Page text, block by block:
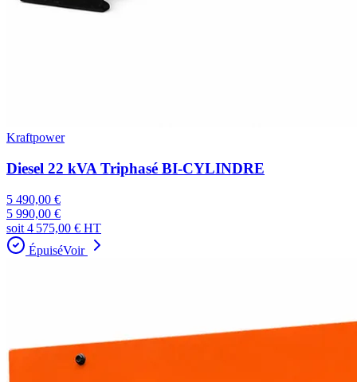
Kraftpower
Diesel 22 kVA Triphasé BI-CYLINDRE
5 490,00 €
5 990,00 €
soit 4 575,00 € HT
ÉpuiséVoir